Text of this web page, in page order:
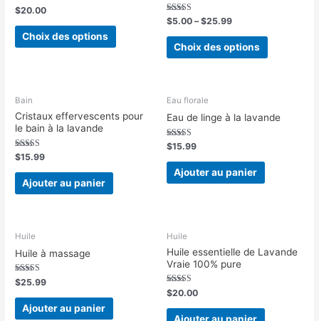
Note
0
sur
$20.00
Choix des options
Note
5.00
sur 5
$5.00 –$25.99
Choix des options
Bain
Cristaux effervescents pour
le bain à la lavande
Note
5.00
sur 5
$15.99
Ajouter au panier
Eau florale
Eau de linge à la lavande
Note
5.00
sur 5
$15.99
Ajouter au panier
Huile
Huile à massage
Note
5.00
sur 5
$25.99
Ajouter au panier
Huile
Huile essentielle de Lavande
Vraie 100% pure
Note
5.00
sur 5
$20.00
Ajouter au panier